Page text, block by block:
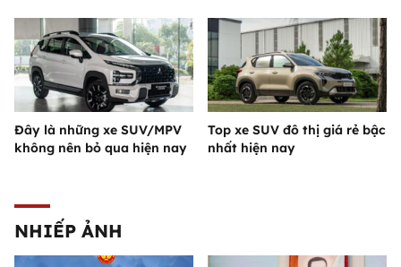
Đây là những xe SUV/MPV
không nên bỏ qua hiện nay
Top xe SUV đô thị giá rẻ bậc
nhất hiện nay
NHIẾP ẢNH